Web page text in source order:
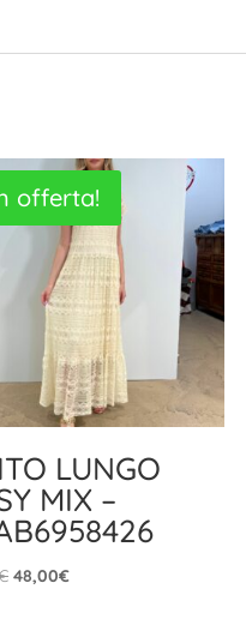
offerta!
LUNGO
MIX –
Il
48,00€Il